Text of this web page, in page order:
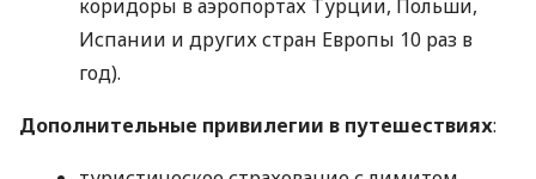
коридоры в аэропортах Турции, Польши,
Испании и других стран Европы 10 раз в
год).
Дополнительные привилегии в путешествиях: